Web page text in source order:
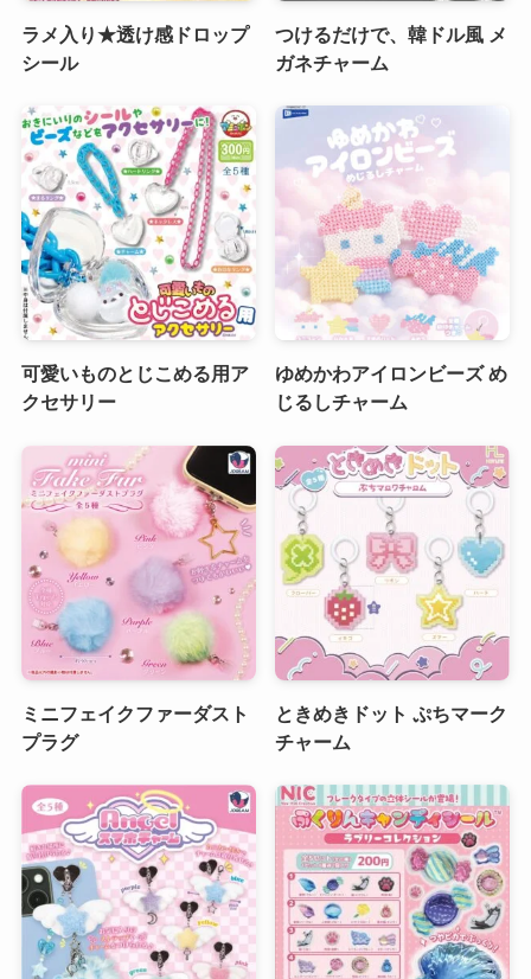
ラメ入り★透け感ドロップ
シール
つけるだけで、韓ドル風 メ
ガネチャーム
可愛いものとじこめる用ア
クセサリー
ゆめかわアイロンビーズ め
じるしチャーム
ミニフェイクファーダスト
プラグ
ときめきドット ぷちマーク
チャーム